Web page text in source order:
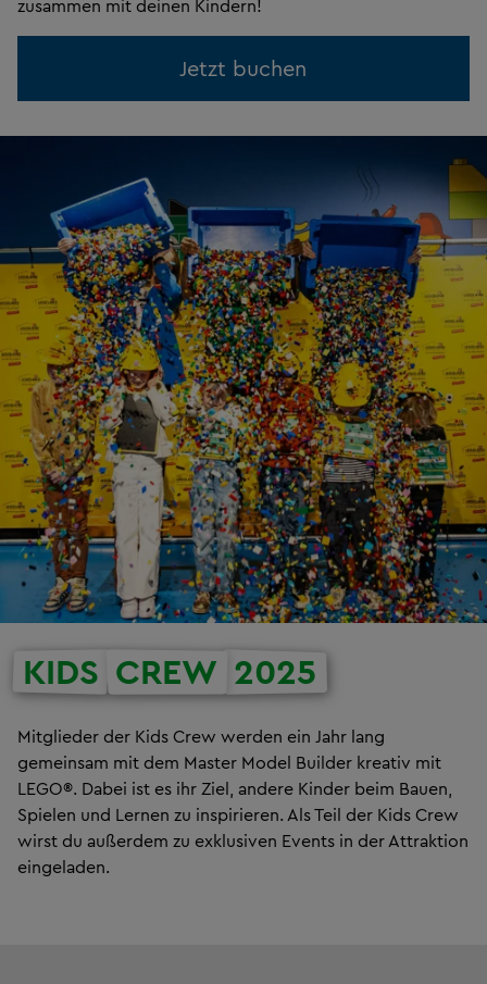
zusammen mit deinen Kindern!
Jetzt buchen
KIDS CREW 2025
Mitglieder der Kids Crew werden ein Jahr lang
gemeinsam mit dem Master Model Builder kreativ mit
LEGO®. Dabei ist es ihr Ziel, andere Kinder beim Bauen,
Spielen und Lernen zu inspirieren. Als Teil der Kids Crew
wirst du außerdem zu exklusiven Events in der Attraktion
eingeladen.